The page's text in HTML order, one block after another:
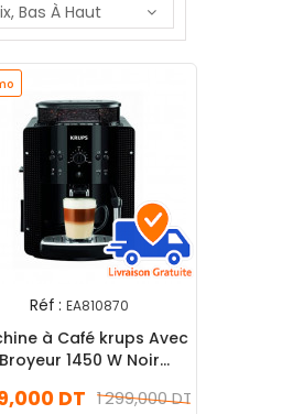
Bas À Haut
Réf : EA810870
à Café krups Avec
Broyeur 1450 W Noir
1 299,000 DT
DT